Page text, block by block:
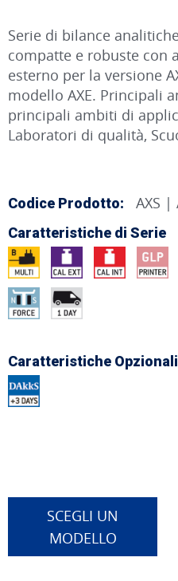
Serie di bilance analitiche
compatte e robuste con
esterno per la versione
modello AXE. Principali
principali ambiti di
Laboratori di qualità,
Codice Prodotto: AXS |
Caratteristiche di Serie
Caratteristiche Opzionali
SCEGLI UN
MODELLO